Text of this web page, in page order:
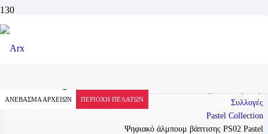
ΑΝΕΒΑΣΜΑ ΑΡΧΕΙΩΝ ΠΕΡΙΟΧΗ ΠΕΛΑΤΩΝ
Προϊόν
Συλλογές
Pastel Collection
Ψηφιακό άλμπουμ βάπτισης PS02 Pastel